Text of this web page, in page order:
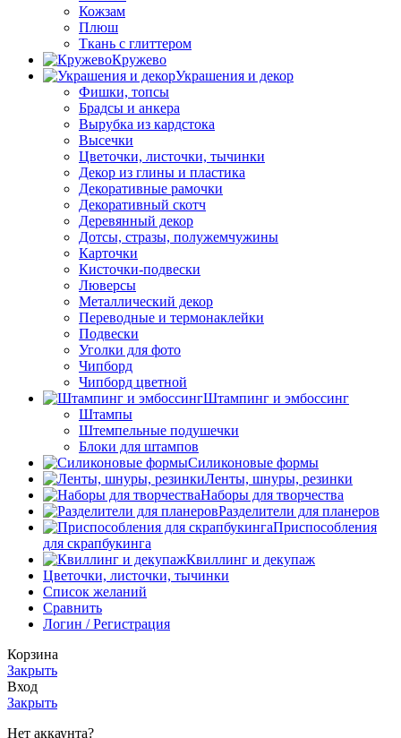
Кожзам
Плюш
Ткань с глиттером
Кружево
Украшения и декор
Фишки, топсы
Брадсы и анкера
Вырубка из кардстока
Высечки
Цветочки, листочки, тычинки
Декор из глины и пластика
Декоративные рамочки
Декоративный скотч
Деревянный декор
Дотсы, стразы, полужемчужины
Карточки
Кисточки-подвески
Люверсы
Металлический декор
Переводные и термонаклейки
Подвески
Уголки для фото
Чипборд
Чипборд цветной
Штампинг и эмбоссинг
Штампы
Штемпельные подушечки
Блоки для штампов
Силиконовые формы
Ленты, шнуры, резинки
Наборы для творчества
Разделители для планеров
Приспособления
для скрапбукинга
Квиллинг и декупаж
Цветочки, листочки, тычинки
Список желаний
Сравнить
Логин / Регистрация
Корзина
Закрыть
Вход
Закрыть
Нет аккаунта?